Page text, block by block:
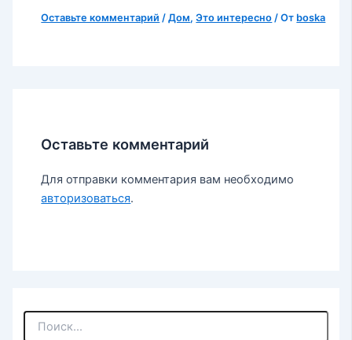
Оставьте комментарий /Дом,Это интересно / От boska
Оставьте комментарий
Для отправки комментария вам необходимо
авторизоваться.
П